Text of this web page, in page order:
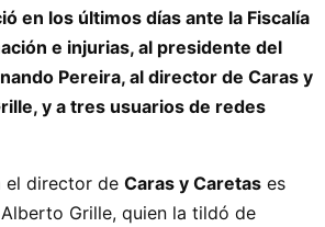
en los últimos días ante la Fiscalía
e injurias, al presidente del
Pereira, al director de Caras y
y a tres usuarios de redes
el director de Caras y Caretas es
Grille, quien la tildó de